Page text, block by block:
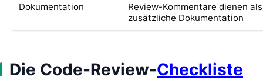
Dokumentation
Review-Kommentare dienen als
zusätzliche Dokumentation
Die Code-Review-Checkliste